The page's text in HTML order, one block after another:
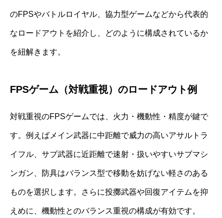
のFPSやバトルロイヤル、協力型ゲームなどから代表的
なロードアウトを紹介し、どのように構成されているか
を紐解きます。
FPSゲーム（対戦重視）のロードアウト例
対戦重視のFPSゲームでは、火力・機動性・精度が鍵で
す。例えばメイン武器に中距離で威力の高いアサルトラ
イフル、サブ武器に近距離で速射・扱いやすいサブマシ
ンガン、防具はバランス型で移動を妨げない軽さのある
ものを選択します。さらに投擲武器や回復アイテムを抑
えめに、機動性とのバランス重視の構成が有効です。